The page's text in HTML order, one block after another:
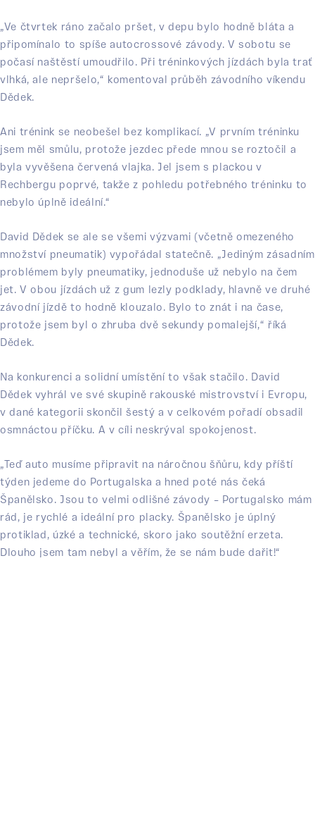
„Ve čtvrtek ráno začalo pršet, v depu bylo hodně bláta a
připomínalo to spíše autocrossové závody. V sobotu se
počasí naštěstí umoudřilo. Při tréninkových jízdách byla trať
vlhká, ale nepršelo,“ komentoval průběh závodního víkendu
Dědek.
Ani trénink se neobešel bez komplikací. „V prvním tréninku
jsem měl smůlu, protože jezdec přede mnou se roztočil a
byla vyvěšena červená vlajka. Jel jsem s plackou v
Rechbergu poprvé, takže z pohledu potřebného tréninku to
nebylo úplně ideální.“
David Dědek se ale se všemi výzvami (včetně omezeného
množství pneumatik) vypořádal statečně. „Jediným zásadním
problémem byly pneumatiky, jednoduše už nebylo na čem
jet. V obou jízdách už z gum lezly podklady, hlavně ve druhé
závodní jízdě to hodně klouzalo. Bylo to znát i na čase,
protože jsem byl o zhruba dvě sekundy pomalejší,“ říká
Dědek.
Na konkurenci a solidní umístění to však stačilo. David
Dědek vyhrál ve své skupině rakouské mistrovství i Evropu,
v dané kategorii skončil šestý a v celkovém pořadí obsadil
osmnáctou příčku. A v cíli neskrýval spokojenost.
„Teď auto musíme připravit na náročnou šňůru, kdy příští
týden jedeme do Portugalska a hned poté nás čeká
Španělsko. Jsou to velmi odlišné závody – Portugalsko mám
rád, je rychlé a ideální pro placky. Španělsko je úplný
protiklad, úzké a technické, skoro jako soutěžní erzeta.
Dlouho jsem tam nebyl a věřím, že se nám bude dařit!“